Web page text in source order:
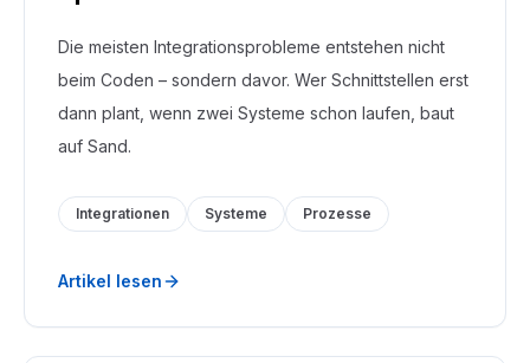
Die meisten Integrationsprobleme entstehen nicht
beim Coden – sondern davor. Wer Schnittstellen erst
dann plant, wenn zwei Systeme schon laufen, baut
auf Sand.
Integrationen Systeme Prozesse
Artikel lesen